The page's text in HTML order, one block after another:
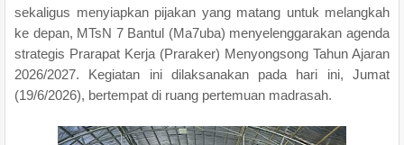
sekaligus menyiapkan pijakan yang matang untuk melangkah
ke depan, MTsN 7 Bantul (Ma7uba) menyelenggarakan agenda
strategis Prarapat Kerja (Praraker) Menyongsong Tahun Ajaran
2026/2027. Kegiatan ini dilaksanakan pada hari ini, Jumat
(19/6/2026), bertempat di ruang pertemuan madrasah.